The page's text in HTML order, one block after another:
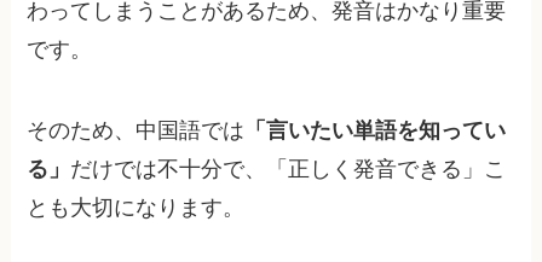
わってしまうことがあるため、発音はかなり重要
です。
そのため、中国語では 「言いたい単語を知ってい
る」 だけでは不十分で、「正しく発音できる」こ
とも大切になります。